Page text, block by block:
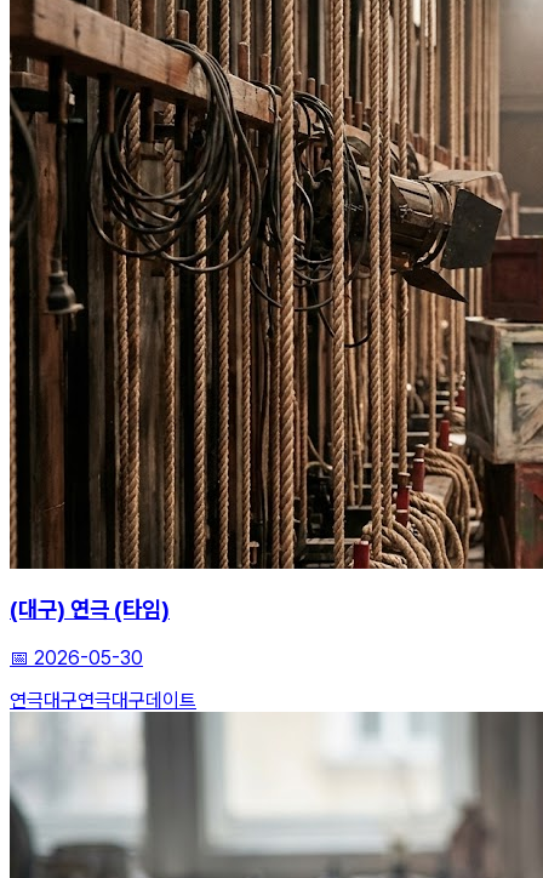
(대구) 연극 (타임)
📅 2026-05-30
연극대구연극대구데이트